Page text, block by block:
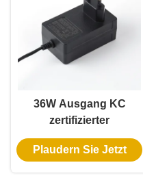
36W Ausgang KC
zertifizierter
Mehrspannungsausgang
Wandstromadapter AC-
Plaudern Sie Jetzt